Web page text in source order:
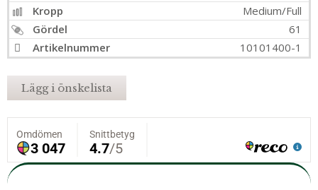
Kropp
Medium/Full
Gördel
61
Artikelnummer
10101400-1
Lägg i önskelista